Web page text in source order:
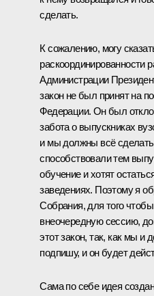
сделать.
К сожалению, могу
раскоординированности
Администрации
закон не был принят на
Федерации. Он был
забота о выпускниках
и мы должны всё
способствовали тем
обучение и хотят
заведениях. Поэтому я
Собрания, для того
внеочередную сессию,
этот закон, так, как мы и
подпишу, и он будет
Сама по себе идея